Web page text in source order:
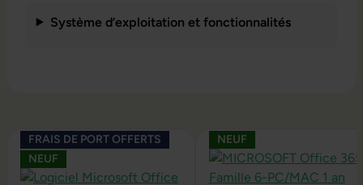
Système d’exploitation et fonctionnalités
Ignorer la galerie de produits
FRAIS DE PORT OFFERTS
NEUF
NEUF